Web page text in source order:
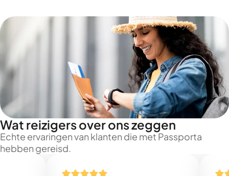
Wat reizigers over ons zeggen
Echte ervaringen van klanten die met Passporta
hebben gereisd.